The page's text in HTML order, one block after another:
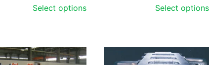
Select options
Select options